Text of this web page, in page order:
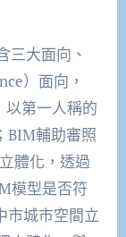
三大面向、
）面向，
以第一人稱的
BIM輔助審照
體化，透過
模型是否符
市城市空間立